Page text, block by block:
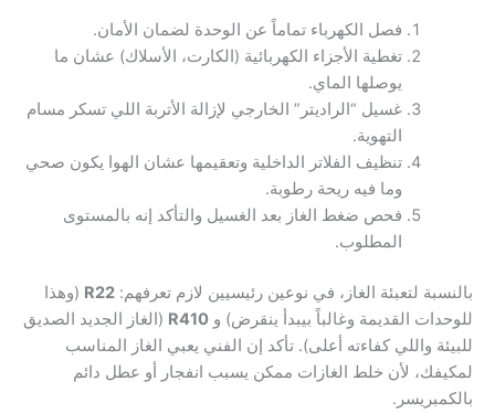
فصل الكهرباء تماماً عن الوحدة لضمان الأمان.
تغطية الأجزاء الكهربائية (الكارت، الأسلاك) عشان ما
يوصلها الماي.
غسيل “الراديتر” الخارجي لإزالة الأتربة اللي تسكر مسام
التهوية.
تنظيف الفلاتر الداخلية وتعقيمها عشان الهوا يكون صحي
وما فيه ريحة رطوبة.
فحص ضغط الغاز بعد الغسيل والتأكد إنه بالمستوى
المطلوب.
بالنسبة لتعبئة الغاز، في نوعين رئيسيين لازم تعرفهم: R22 (وهذا
للوحدات القديمة وغالباً بيبدأ ينقرض) و R410 (الغاز الجديد الصديق
للبيئة واللي كفاءته أعلى). تأكد إن الفني يعبي الغاز المناسب
لمكيفك، لأن خلط الغازات ممكن يسبب انفجار أو عطل دائم
بالكمبريسر.